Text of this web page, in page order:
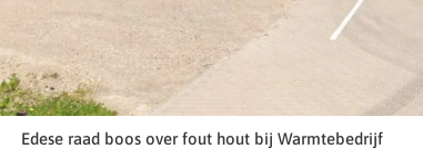
Edese raad boos over fout hout bij Warmtebedrijf